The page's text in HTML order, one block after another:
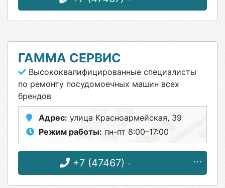
ГАММА СЕРВИС
Высококвалифицированные специалисты
по ремонту посудомоечных машин всех
брендов
Адрес: улица Красноармейская, 39
Режим работы: пн-пт 8:00–17:00
+7 (47467) 4-87-31